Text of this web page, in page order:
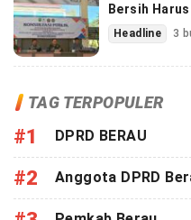
Bersih
Headline 3
TAG TERPOPULER
#1 DPRD BERAU
#2 Anggota DPRD